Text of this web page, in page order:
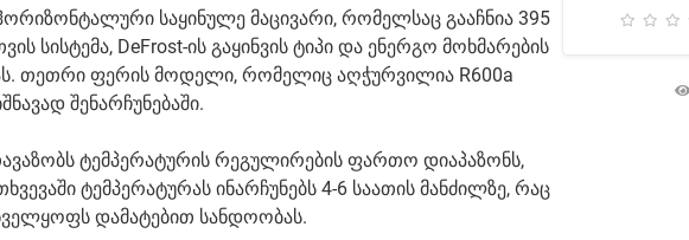
საყინულე მაცივარი, რომელსაც გააჩნია 395
სისტემა, DeFrost-ის გაყინვის ტიპი და ენერგო მოხმარების
თეთრი ფერის მოდელი, რომელიც აღჭურვილია R600a
შენარჩუნებაში.
ტემპერატურის რეგულირების ფართო დიაპაზონს,
ტემპერატურას ინარჩუნებს 4-6 საათის მანძილზე, რაც
დამატებით სანდოობას.